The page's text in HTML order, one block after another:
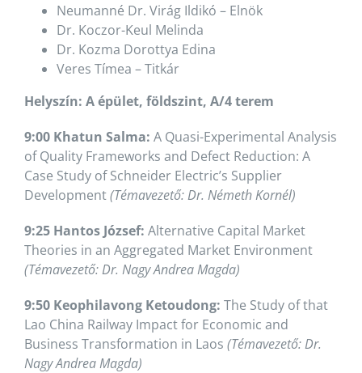
Neumanné Dr. Virág Ildikó – Elnök
Dr. Koczor-Keul Melinda
Dr. Kozma Dorottya Edina
Veres Tímea – Titkár
Helyszín: A épület, földszint, A/4 terem
9:00 Khatun Salma: A Quasi-Experimental Analysis
of Quality Frameworks and Defect Reduction: A
Case Study of Schneider Electric’s Supplier
Development(Témavezető: Dr. Németh Kornél)
9:25 Hantos József: Alternative Capital Market
Theories in an Aggregated Market Environment
(Témavezető: Dr. Nagy Andrea Magda)
9:50 Keophilavong Ketoudong: The Study of that
Lao China Railway Impact for Economic and
Business Transformation in Laos (Témavezető: Dr.
Nagy Andrea Magda)